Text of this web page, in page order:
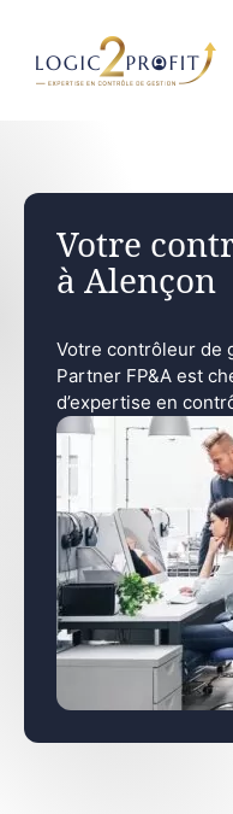
contenu
Votre
à Alençon
Votre contrôleur de
Partner FP&A est
d’expertise en